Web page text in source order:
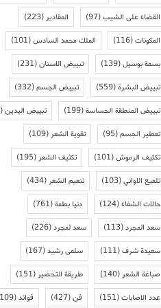
القضاء على الشيب(97) المقادير(223)
المكونات(116) الملك محمد السادس(101)
بسمة بوسيل(139) تبييض الاسنان(231)
تبييض البشرة(559) تبييض الجسم(332)
تبييض المنطقة الحساسة(199) تبييض اليدين(119)
تعطير الجسم(95) تقوية الشعر(109)
تكثيف الرموش(101) تكثيف الشعر(195)
تلميع الاواني(103) تنعيم الشعر(434)
حالات الشفاء(124) دنيا بطمة(761)
سعد المجرد(113) سعد لمجرد(226)
سعيدة شرف(111) سلمى رشيد(167)
صباغة الشعر(140) طريقة التحضير(151)
عدد الاصابات(151) فن(427) فوائد(109)